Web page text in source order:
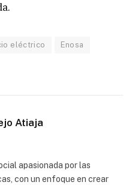
eléctrico Enosa
Atiaja
apasionada por las
con un enfoque en crear